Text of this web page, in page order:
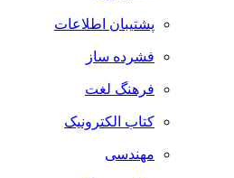
پشتیبان اطلاعات
فشرده ساز
فرهنگ لغت
کتاب الکترونیک
مهندسی